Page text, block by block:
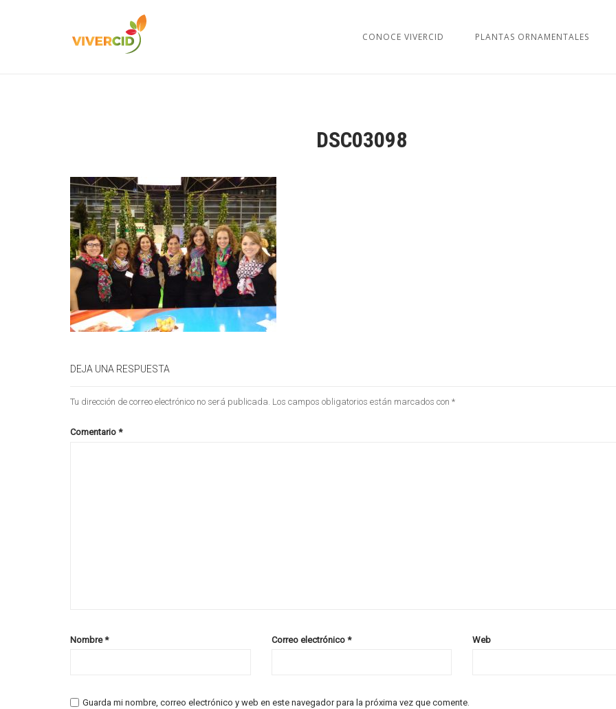
CONOCE VIVERCID PLANTAS ORNAMENTALES
DSC03098
DEJA UNA RESPUESTA
Tu dirección de correo electrónico no será publicada. Los campos obligatorios están marcados con *
Comentario *
Nombre* Correo electrónico * Web
Guarda mi nombre, correo electrónico y web en este navegador para la próxima vez que comente.